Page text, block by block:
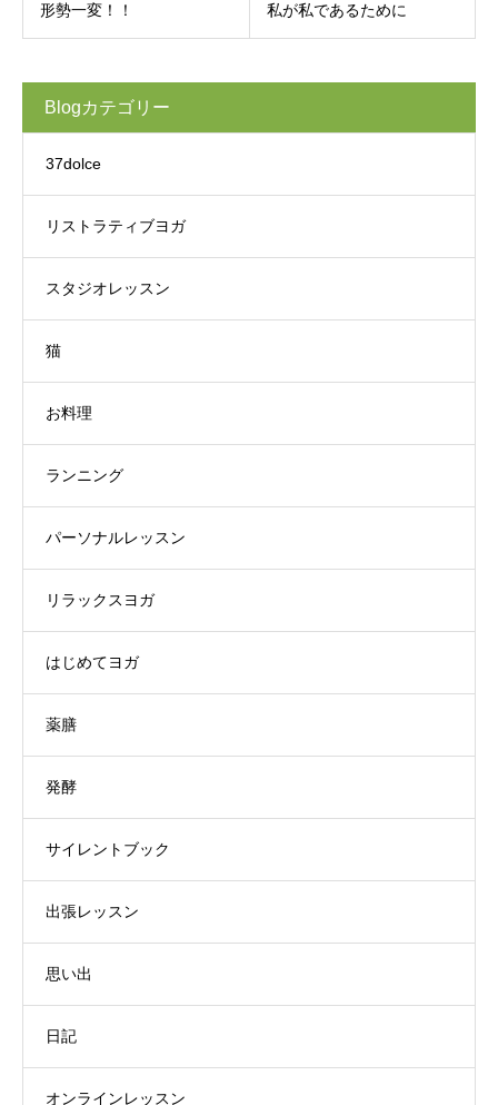
形勢一変！！ 私が私であるために
Blogカテゴリー
37dolce
リストラティブヨガ
スタジオレッスン
猫
お料理
ランニング
パーソナルレッスン
リラックスヨガ
はじめてヨガ
薬膳
発酵
サイレントブック
出張レッスン
思い出
日記
オンラインレッスン